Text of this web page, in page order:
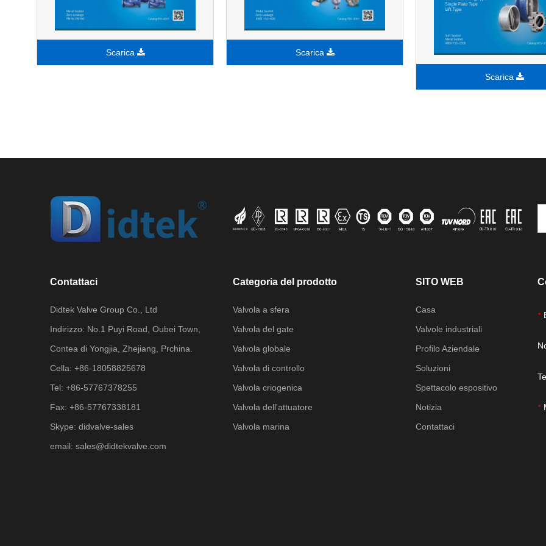
Scarica Scarica
Scarica
Contattaci
Didtek Valve Group Co., Ltd
Indirizzo: No.1 Puyi Road, Oubei Town,
Contea di Yongjia, Zhejiang, Prchina.
Cella: +86-18058825678
Tel: +86-57767378255
Fax: +86-57767338181
Skype: didvalve-sales
email: sales@didtekvalve.com
Categoria del prodotto
Valvola a sfera
Valvola del gate
Valvola globale
Valvola di controllo
Valvola criogenica
Valvola dell'attuatore
Valvola marina
SITO WEB
Casa
Valvole industriali
Profilo Aziendale
Soluzioni
Spettacolo espositivo
Notizia
Contattaci
*
*